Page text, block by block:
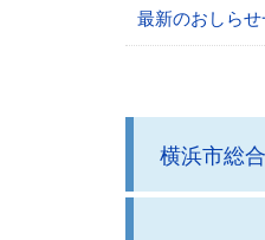
最新のおしら
横浜市総